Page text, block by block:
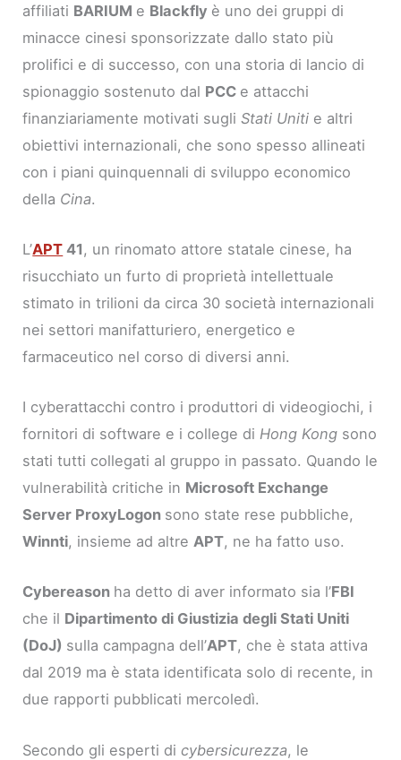
affiliati BARIUM e Blackfly è uno dei gruppi di
minacce cinesi sponsorizzate dallo stato più
prolifici e di successo, con una storia di lancio di
spionaggio sostenuto dal PCC e attacchi
finanziariamente motivati sugliStati Uniti e altri
obiettivi internazionali, che sono spesso allineati
con i piani quinquennali di sviluppo economico
della Cina.
L’APT 41 , un rinomato attore statale cinese, ha
risucchiato un furto di proprietà intellettuale
stimato in trilioni da circa 30 società internazionali
nei settori manifatturiero, energetico e
farmaceutico nel corso di diversi anni.
I cyberattacchi contro i produttori di videogiochi, i
fornitori di software e i college diHong Kong sono
stati tutti collegati al gruppo in passato. Quando le
vulnerabilità critiche in Microsoft Exchange
Server ProxyLogon sono state rese pubbliche,
Winnti, insieme ad altreAPT, ne ha fatto uso.
Cybereason ha detto di aver informato sia l’FBI
che il Dipartimento di Giustizia degli Stati Uniti
(DoJ) sulla campagna dell’APT, che è stata attiva
dal 2019 ma è stata identificata solo di recente, in
due rapporti pubblicati mercoledì.
Secondo gli esperti dicybersicurezza, le